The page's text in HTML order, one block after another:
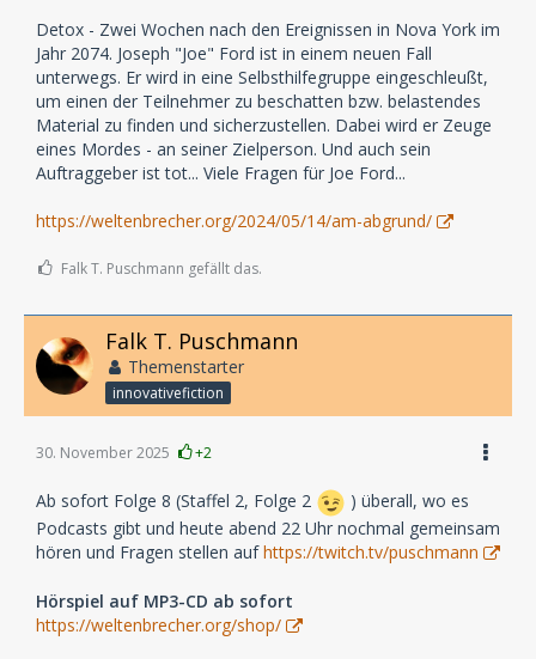
Detox - Zwei Wochen nach den Ereignissen in Nova York im
Jahr 2074. Joseph "Joe" Ford ist in einem neuen Fall
unterwegs. Er wird in eine Selbsthilfegruppe eingeschleußt,
um einen der Teilnehmer zu beschatten bzw. belastendes
Material zu finden und sicherzustellen. Dabei wird er Zeuge
eines Mordes - an seiner Zielperson. Und auch sein
Auftraggeber ist tot... Viele Fragen für Joe Ford...
https://weltenbrecher.org/2024/05/14/am-abgrund/
Falk T. Puschmann gefällt das.
Falk T. Puschmann
Themenstarter
innovativefiction
30. November 2025 +2
Ab sofort Folge 8 (Staffel 2, Folge 2
) überall, wo es
Podcasts gibt und heute abend 22 Uhr nochmal gemeinsam
hören und Fragen stellen aufhttps://twitch.tv/puschmann
Hörspiel auf MP3-CD ab sofort
https://weltenbrecher.org/shop/